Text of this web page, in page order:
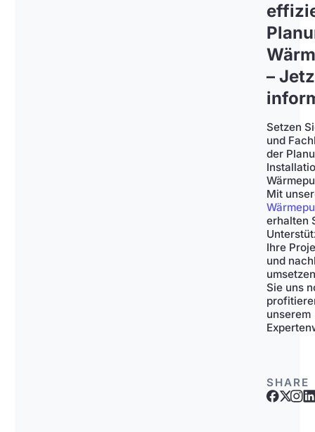
–
Setzen
und
der
Mit
erhalten
Ihre
und
Sie uns
unserem
SHARE